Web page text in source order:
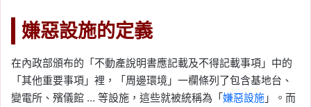
嫌惡設施的定義
在內政部頒布的「不動產說明書應記載及不得記載事項」中的
「其他重要事項」裡，「周邊環境」一欄條列了包含基地台、
變電所、殯儀館 … 等設施，這些就被統稱為「嫌惡設施 」。而